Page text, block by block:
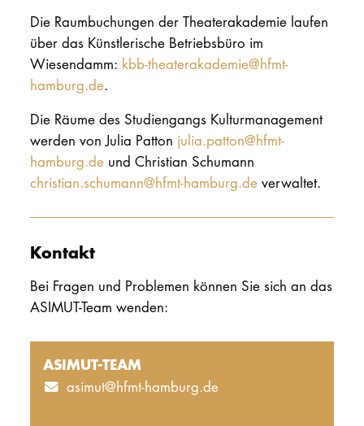
Die Raumbuchungen der Theaterakademie laufen
über das Künstlerische Betriebsbüro im
Wiesendamm: kbb-theaterakademie@hfmt-
hamburg.de.
Die Räume des Studiengangs Kulturmanagement
werden von Julia Patton julia.patton@hfmt-
hamburg.deund Christian Schumann
christian.schumann@hfmt-hamburg.deverwaltet.
Kontakt
Bei Fragen und Problemen können Sie sich an das
ASIMUT-Team wenden:
ASIMUT-TEAM
asimut@hfmt-hamburg.de